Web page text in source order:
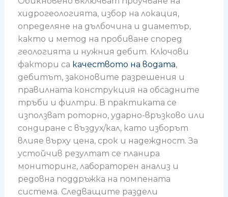
хидрогеологията, избор на локация,
определяне на дълбочина и диаметър,
както и метод на пробиване според
геологията и нужния дебит. Ключови
фактори са качеството на водата,
дебитът, законовите разрешения и
правилната конструкция на обсадните
тръби и филтри. В практиката се
използват роторно, ударно-връзково или
сондиране с въздух/кал, като изборът
влияе върху цена, срок и надеждност. За
устойчив резултат се планира
мониторинг, лабораторен анализ и
редовна поддръжка на помпената
система. Следващите раздели